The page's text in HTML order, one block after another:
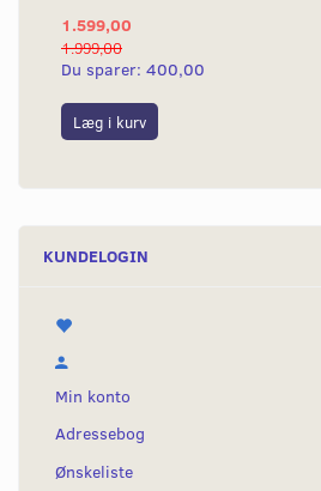
1.599,00
1.999,00
Du sparer: 400,00
Læg i kurv
KUNDELOGIN
Min konto
Adressebog
Ønskeliste